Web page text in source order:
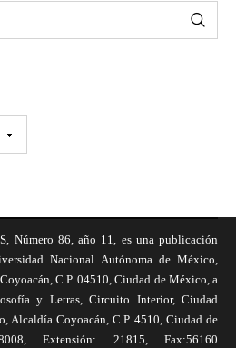
Número 86, año 11, es una publicación
Nacional Autónoma de México,
C.P. 04510, Ciudad de México, a
y Letras, Circuito Interior, Ciudad
Alcaldía Coyoacán, C.P. 4510, Ciudad de
Extensión: 21815, Fax:56160